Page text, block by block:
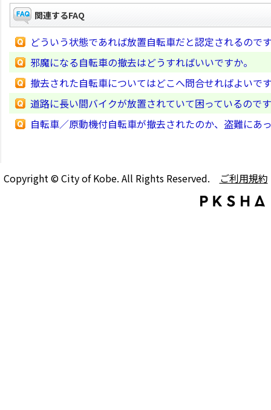
関連するFAQ
どういう状態であれば放置自転車だと認定されるので
邪魔になる自転車の撤去はどうすればいいですか。
撤去された自転車についてはどこへ問合せればよいで
道路に長い間バイクが放置されていて困っているので
自転車／原動機付自転車が撤去されたのか、盗難にあ
Copyright © City of Kobe. All Rights Reserved. ご利用規約